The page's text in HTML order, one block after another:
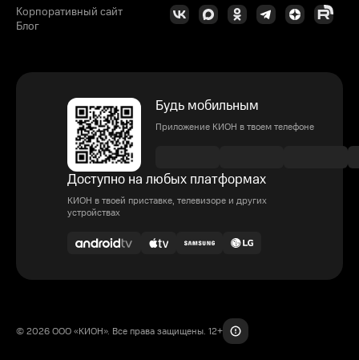
Корпоративный сайт
Блог
Будь мобильным
Приложение КИОН в твоем телефоне
Доступно на любых платформах
КИОН в твоей приставке, телевизоре и других
устройствах
© 2026 ООО «КИОН». Все права защищены. 12+